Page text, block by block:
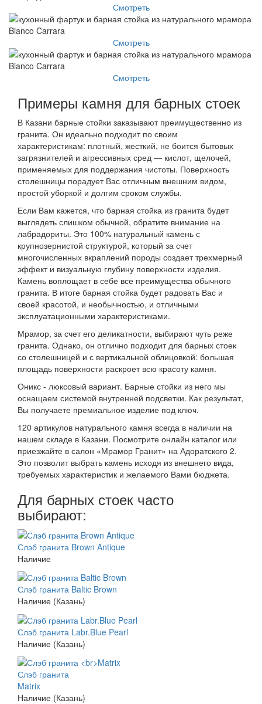
Смотреть
Смотреть
Смотреть
Примеры камня для барных стоек
В Казани барные стойки заказывают преимущественно из
гранита. Он идеально подходит по своим
характеристикам: плотный, жесткий, не боится бытовых
загрязнителей и агрессивных сред — кислот, щелочей,
применяемых для поддержания чистоты. Поверхность
столешницы порадует Вас отличным внешним видом,
простой уборкой и долгим сроком службы.
Если Вам кажется, что барная стойка из гранита будет
выглядеть слишком обычной, обратите внимание на
лабрадориты. Это 100% натуральный камень с
крупнозернистой структурой, который за счет
многочисленных вкраплений породы создает трехмерный
эффект и визуальную глубину поверхности изделия.
Камень воплощает в себе все преимущества обычного
гранита. В итоге барная стойка будет радовать Вас и
своей красотой, и необычностью, и отличными
эксплуатационными характеристиками.
Мрамор, за счет его деликатности, выбирают чуть реже
гранита. Однако, он отлично подходит для барных стоек
со столешницей и с вертикальной облицовкой: большая
площадь поверхности раскроет всю красоту камня.
Оникс - люксовый вариант. Барные стойки из него мы
оснащаем системой внутренней подсветки. Как результат,
Вы получаете премиальное изделие под ключ.
120 артикулов натурального камня всегда в наличии на
нашем складе в Казани. Посмотрите онлайн каталог или
приезжайте в салон «Мрамор Гранит» на Адоратского 2.
Это позволит выбрать камень исходя из внешнего вида,
требуемых характеристик и желаемого Вами бюджета.
Для барных стоек часто
выбирают:
Слэб гранита Brown Antique
Наличие
Слэб гранита Baltic Brown
Наличие (Казань)
Слэб гранита Labr.Blue Pearl
Наличие (Казань)
Слэб гранита
Matrix
Наличие (Казань)